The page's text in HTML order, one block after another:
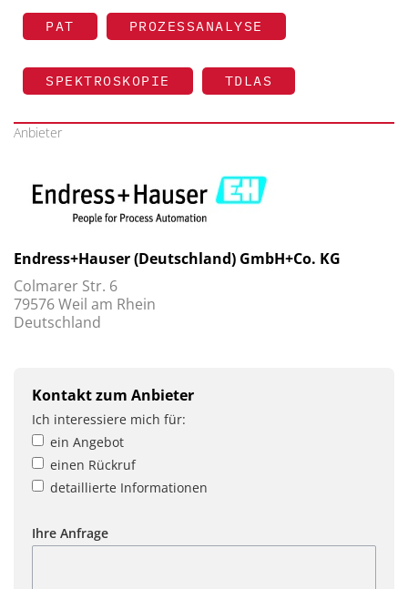
PAT PROZESSANALYSE
SPEKTROSKOPIE TDLAS
Anbieter
Endress+Hauser (Deutschland) GmbH+Co. KG
Colmarer Str. 6
79576 Weil am Rhein
Deutschland
Kontakt zum Anbieter
Ich interessiere mich für:
ein Angebot
einen Rückruf
detaillierte Informationen
Ihre Anfrage